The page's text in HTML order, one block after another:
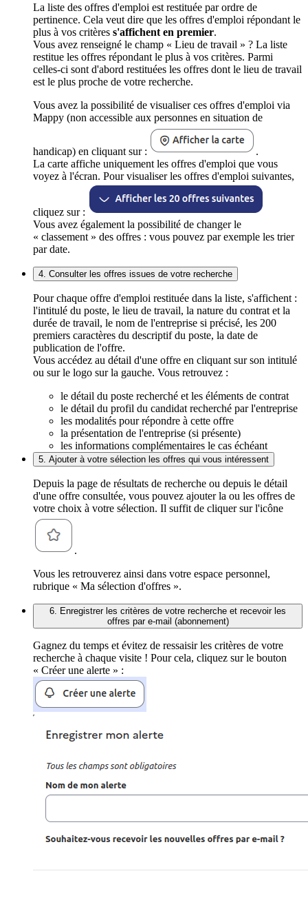
La liste des offres d'emploi est restituée par ordre de
pertinence. Cela veut dire que les offres d'emploi répondant le
plus à vos critères s'affichent en premier.
Vous avez renseigné le champ « Lieu de travail » ? La liste
restitue les offres répondant le plus à vos critères. Parmi
celles-ci sont d'abord restituées les offres dont le lieu de travail
est le plus proche de votre recherche.
Vous avez la possibilité de visualiser ces offres d'emploi via
Mappy (non accessible aux personnes en situation de
handicap) en cliquant sur :
.
La carte affiche uniquement les offres d'emploi que vous
voyez à l'écran. Pour visualiser les offres d'emploi suivantes,
cliquez sur :
Vous avez également la possibilité de changer le
« classement » des offres : vous pouvez par exemple les trier
par date.
4. Consulter les offres issues de votre recherche
Pour chaque offre d'emploi restituée dans la liste, s'affichent :
l'intitulé du poste, le lieu de travail, la nature du contrat et la
durée de travail, le nom de l'entreprise si précisé, les 200
premiers caractères du descriptif du poste, la date de
publication de l'offre.
Vous accédez au détail d'une offre en cliquant sur son intitulé
ou sur le logo sur la gauche. Vous retrouvez :
le détail du poste recherché et les éléments de contrat
le détail du profil du candidat recherché par l'entreprise
les modalités pour répondre à cette offre
la présentation de l'entreprise (si présente)
les informations complémentaires le cas échéant
5. Ajouter à votre sélection les offres qui vous intéressent
Depuis la page de résultats de recherche ou depuis le détail
d'une offre consultée, vous pouvez ajouter la ou les offres de
votre choix à votre sélection. Il suffit de cliquer sur l'icône
.
Vous les retrouverez ainsi dans votre espace personnel,
rubrique « Ma sélection d'offres ».
6. Enregistrer les critères de votre recherche et recevoir les
offres par e-mail (abonnement)
Gagnez du temps et évitez de ressaisir les critères de votre
recherche à chaque visite ! Pour cela, cliquez sur le bouton
« Créer une alerte » :